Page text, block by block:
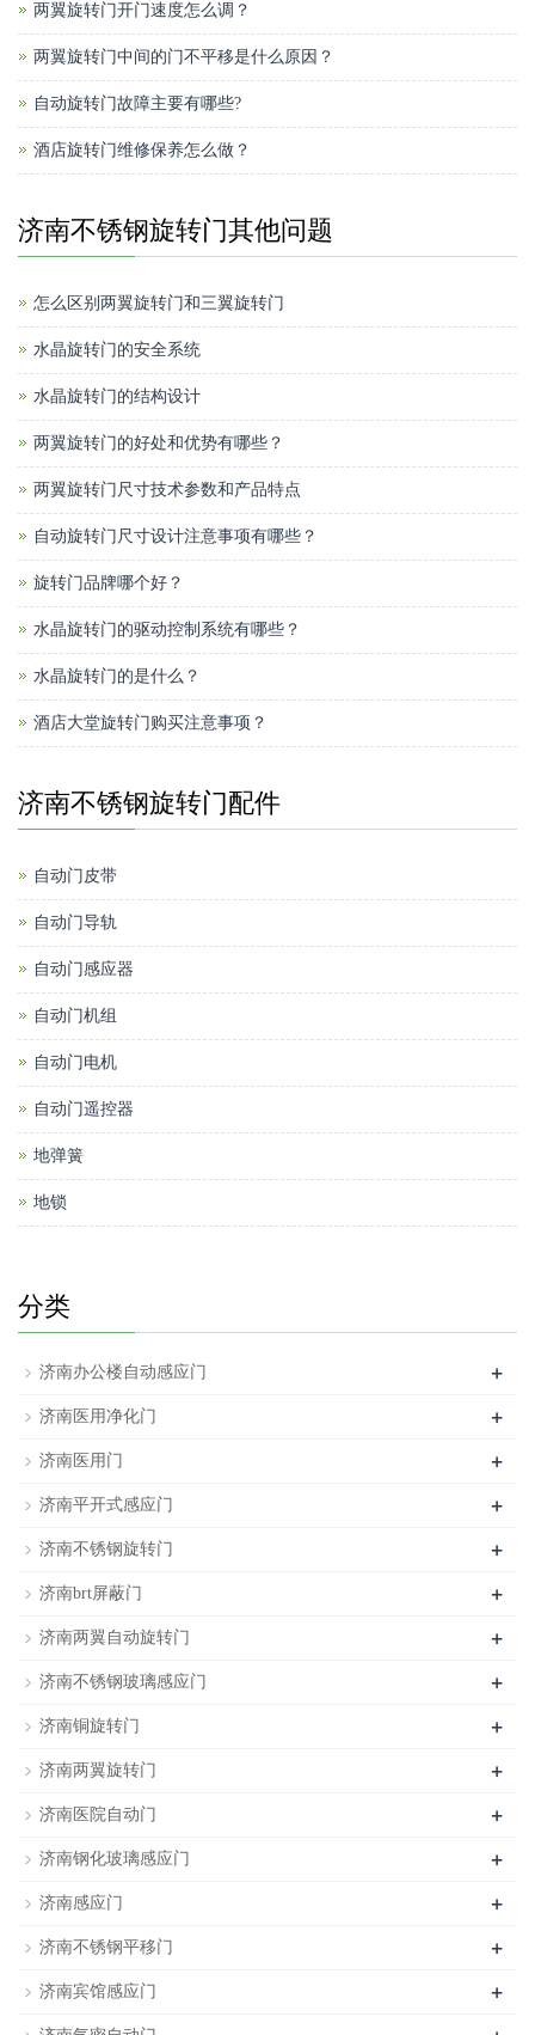
两翼旋转门开门速度怎么调？
两翼旋转门中间的门不平移是什么原因？
自动旋转门故障主要有哪些?
酒店旋转门维修保养怎么做？
济南不锈钢旋转门其他问题
怎么区别两翼旋转门和三翼旋转门
水晶旋转门的安全系统
水晶旋转门的结构设计
两翼旋转门的好处和优势有哪些？
两翼旋转门尺寸技术参数和产品特点
自动旋转门尺寸设计注意事项有哪些？
旋转门品牌哪个好？
水晶旋转门的驱动控制系统有哪些？
水晶旋转门的是什么？
酒店大堂旋转门购买注意事项？
济南不锈钢旋转门配件
自动门皮带
自动门导轨
自动门感应器
自动门机组
自动门电机
自动门遥控器
地弹簧
地锁
分类
济南办公楼自动感应门 +
济南医用净化门 +
济南医用门 +
济南平开式感应门 +
济南不锈钢旋转门 +
济南brt屏蔽门 +
济南两翼自动旋转门 +
济南不锈钢玻璃感应门 +
济南铜旋转门 +
济南两翼旋转门 +
济南医院自动门 +
济南钢化玻璃感应门 +
济南感应门 +
济南不锈钢平移门 +
济南宾馆感应门 +